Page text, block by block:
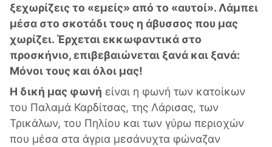
ξεχωρίζεις το «εμείς» από το «αυτοί». Λάμπει
μέσα στο σκοτάδι τους η άβυσσος που μας
χωρίζει. Έρχεται εκκωφαντικά στο
προσκήνιο, επιβεβαιώνεται ξανά και ξανά:
Μόνοι τους και όλοι μας!
Η δική μας φωνή είναι η φωνή των κατοίκων
του Παλαμά Καρδίτσας, της Λάρισας, των
Τρικάλων, του Πηλίου και των γύρω περιοχών
που μέσα στα άγρια μεσάνυχτα φώναζαν